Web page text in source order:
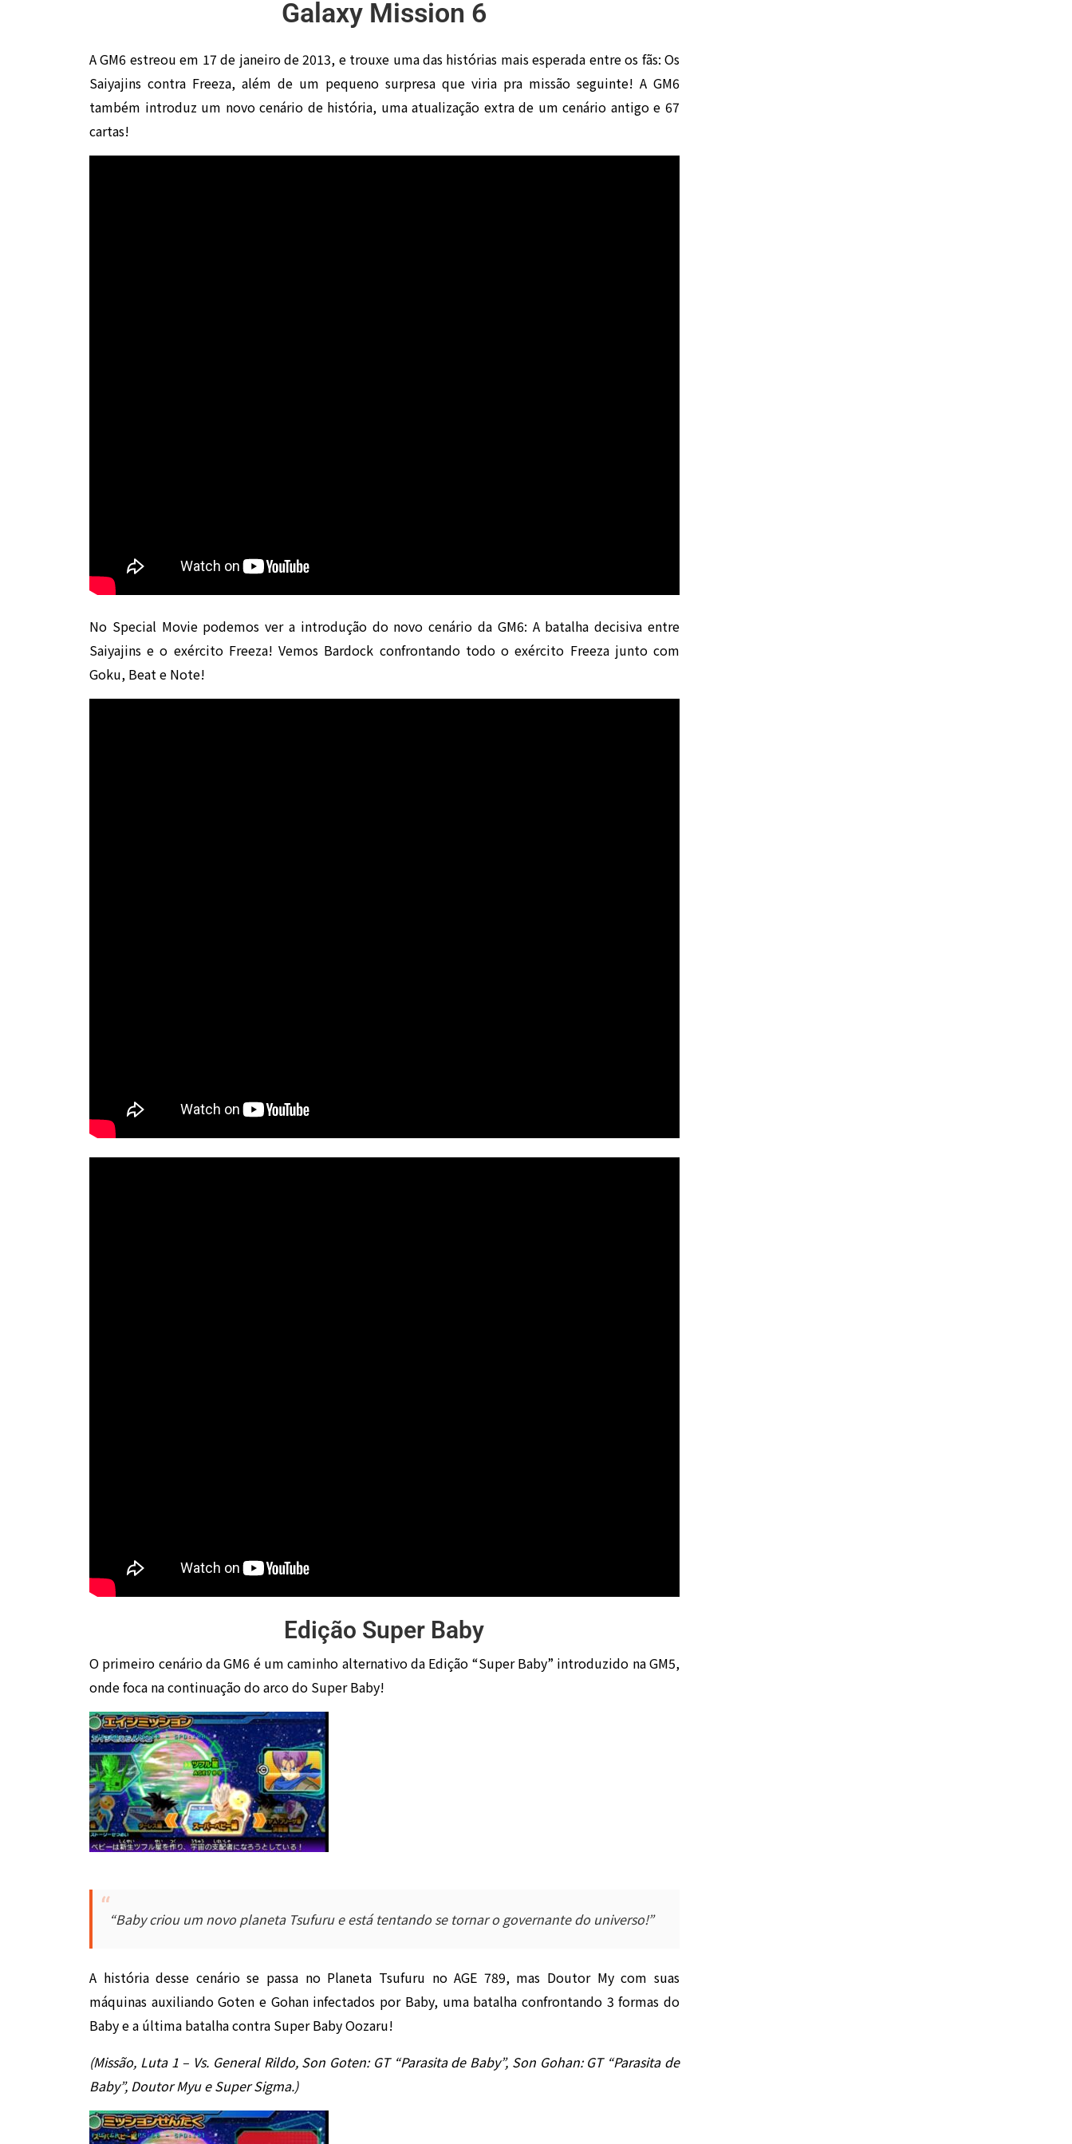
Galaxy Mission 6
A GM6 estreou em 17 de janeiro de 2013, e trouxe uma das histórias mais esperada entre os fãs: Os
Saiyajins contra Freeza, além de um pequeno surpresa que viria pra missão seguinte! A GM6
também introduz um novo cenário de história, uma atualização extra de um cenário antigo e 67
cartas!
No Special Movie podemos ver a introdução do novo cenário da GM6: A batalha decisiva entre
Saiyajins e o exército Freeza! Vemos Bardock confrontando todo o exército Freeza junto com
Goku, Beat e Note!
Edição Super Baby
O primeiro cenário da GM6 é um caminho alternativo da Edição “Super Baby” introduzido na GM5,
onde foca na continuação do arco do Super Baby!
“Baby criou um novo planeta Tsufuru e está tentando se tornar o governante do universo!”
A história desse cenário se passa no Planeta Tsufuru no AGE 789, mas Doutor My com suas
máquinas auxiliando Goten e Gohan infectados por Baby, uma batalha confrontando 3 formas do
Baby e a última batalha contra Super Baby Oozaru!
(Missão, Luta 1 – Vs. General Rildo, Son Goten: GT “Parasita de Baby”, Son Gohan: GT “Parasita de
Baby”, Doutor Myu e Super Sigma.)